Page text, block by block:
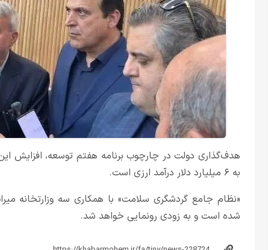
به ۶ میلیارد دلار درآمد ارزی است.
«نظام جامع گردشگری سلامت» با همکاری سه وزارتخانه
شده است و به زودی رونمایی خواهد شد.